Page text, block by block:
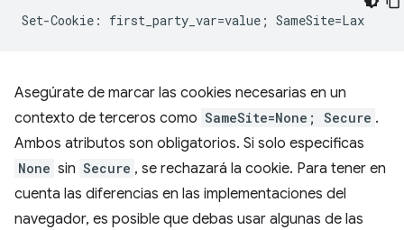
Asegúrate de marcar las cookies necesarias en un
contexto de terceros como SameSite=None; Secure .
Ambos atributos son obligatorios. Si solo especificas
None sin Secure , se rechazará la cookie. Para tener en
cuenta las diferencias en las implementaciones del
navegador, es posible que debas usar algunas de las